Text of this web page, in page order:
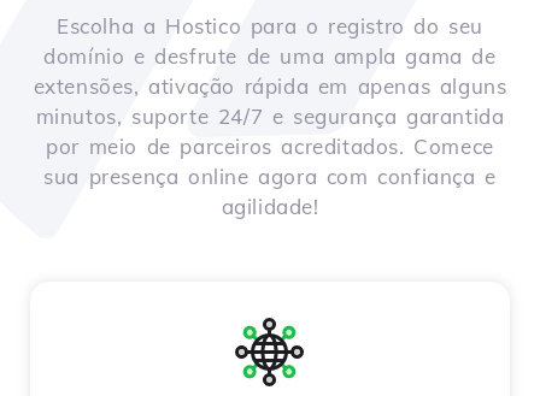
Escolha a Hostico para o registro do seu
domínio e desfrute de uma ampla gama de
extensões, ativação rápida em apenas alguns
minutos, suporte 24/7 e segurança garantida
por meio de parceiros acreditados. Comece
sua presença online agora com confiança e
agilidade!